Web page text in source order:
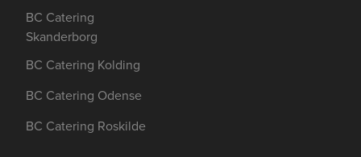
BC Catering
Skanderborg
BC Catering Kolding
BC Catering Odense
BC Catering Roskilde